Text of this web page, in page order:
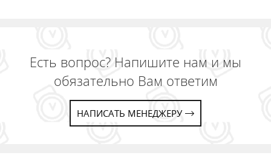
Есть вопрос? Напишите нам и мы
обязательно Вам ответим
НАПИСАТЬ МЕНЕДЖЕРУ